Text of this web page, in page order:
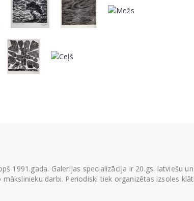
1991.gada. Galerijas specializācija ir 20.gs. latviešu
darbi. Periodiski tiek organizētas izsoles